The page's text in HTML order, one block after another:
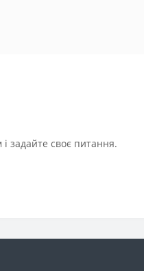
задайте своє питання.